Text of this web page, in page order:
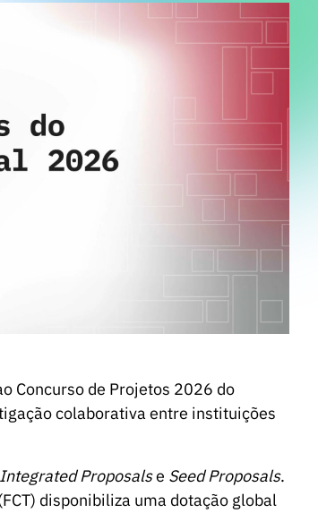
Concurso de Projetos 2026 do
colaborativa entre instituições
Proposalse Seed Proposals.
disponibiliza uma dotação global